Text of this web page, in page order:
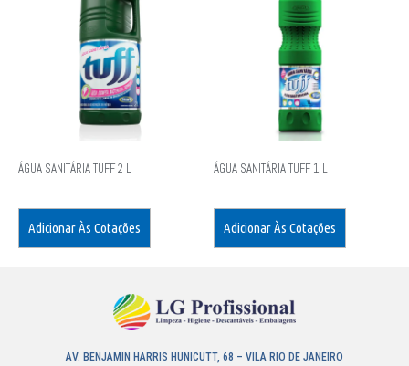
ÁGUA SANITÁRIA TUFF 2 L
Adicionar Às Cotações
ÁGUA SANITÁRIA TUFF 1 L
Adicionar Às Cotações
AV. BENJAMIN HARRIS HUNICUTT, 68 – VILA RIO DE JANEIRO